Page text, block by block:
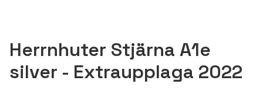
Herrnhuter Stjärna A1e
silver - Extraupplaga 2022